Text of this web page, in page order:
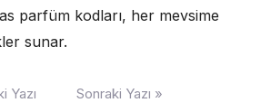
parfüm kodları, her mevsime
sunar.
Yazı Sonraki Yazı »